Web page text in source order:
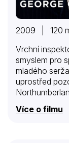
2009 | 120
Vrchní
smyslem pro
mladého
uprostřed
Více o filmu